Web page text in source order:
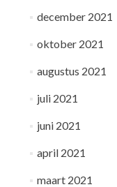
december 2021
oktober 2021
augustus 2021
juli 2021
juni 2021
april 2021
maart 2021